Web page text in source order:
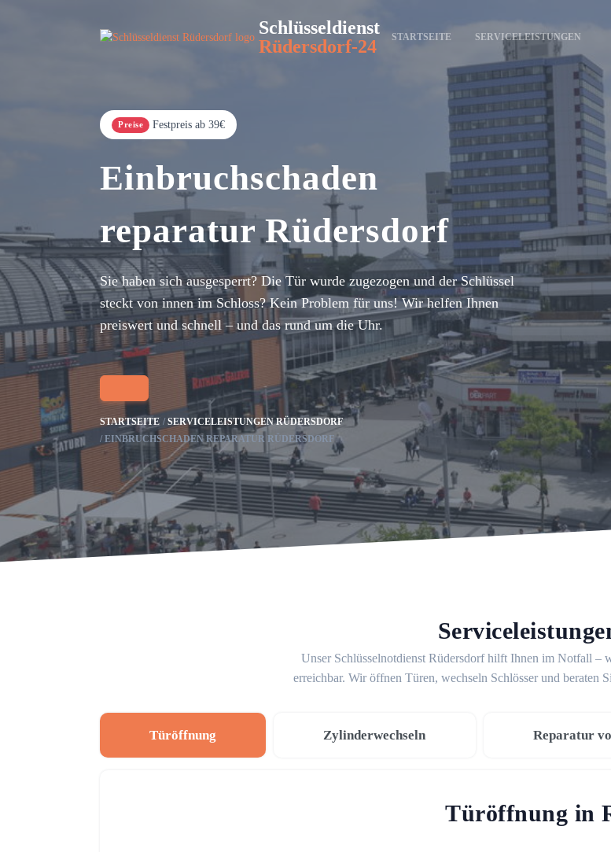
Schlüsseldienst
Rüdersdorf-24
STARTSEITE SERVICELEISTUNGEN
Preise Festpreis ab 39€
Einbruchschaden
reparatur Rüdersdorf
Sie haben sich ausgesperrt? Die Tür wurde zugezogen und der Schlüssel
steckt von innen im Schloss? Kein Problem für uns! Wir helfen Ihnen
preiswert und schnell – und das rund um die Uhr.
STARTSEITE
SERVICELEISTUNGEN RÜDERSDORF
EINBRUCHSCHADEN REPARATUR RÜDERSDORF
Unser Schlüsselnotdienst Rüdersdorf hilft Ihnen im Notfall –
erreichbar. Wir öffnen Türen, wechseln Schlösser und beraten
Türöffnung Zylinderwechseln Reparatur
Türöffnung in